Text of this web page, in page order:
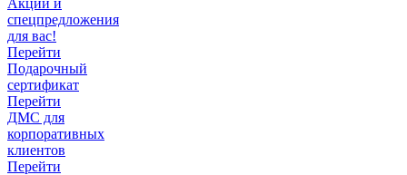
спецпредложения
для вас!
Перейти
Подарочный
сертификат
Перейти
ДМС для
корпоративных
клиентов
Перейти